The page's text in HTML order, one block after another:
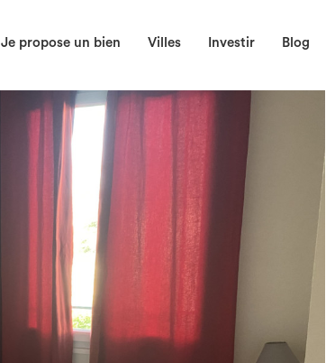
Je propose un bien Villes Investir Blog